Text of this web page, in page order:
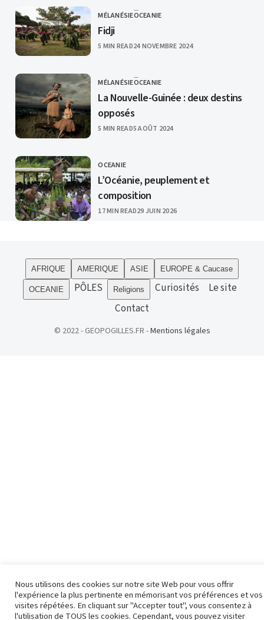
CATEGORY
MÉLANÉSIEOCEANIE
Fidji
5 MIN READPUBLISHED
24 NOVEMBRE 2024
CATEGORY
MÉLANÉSIEOCEANIE
La Nouvelle-Guinée : deux destins
opposés
5 MIN READPUBLISHED
5 AOÛT 2024
CATEGORY
OCEANIE
L’Océanie, peuplement et
composition
17 MIN READPUBLISHED
29 JUIN 2026
AFRIQUE AMERIQUE ASIE EUROPE & Caucase
OCEANIE PÔLES Religions Curiosités
Le site
Contact
© 2022 - GEOPOGILLES.FR -Mentions légales
Nous utilisons des cookies sur notre site Web pour vous offrir
l'expérience la plus pertinente en mémorisant vos préférences et vos
visites répétées. En cliquant sur "Accepter tout", vous consentez à
l'utilisation de TOUS les cookies. Cependant, vous pouvez visiter